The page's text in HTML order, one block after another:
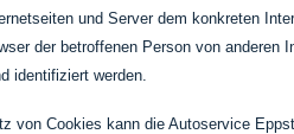
und Server dem konkreten
der betroffenen Person von anderen
identifiziert werden.
von Cookies kann die Autoservice